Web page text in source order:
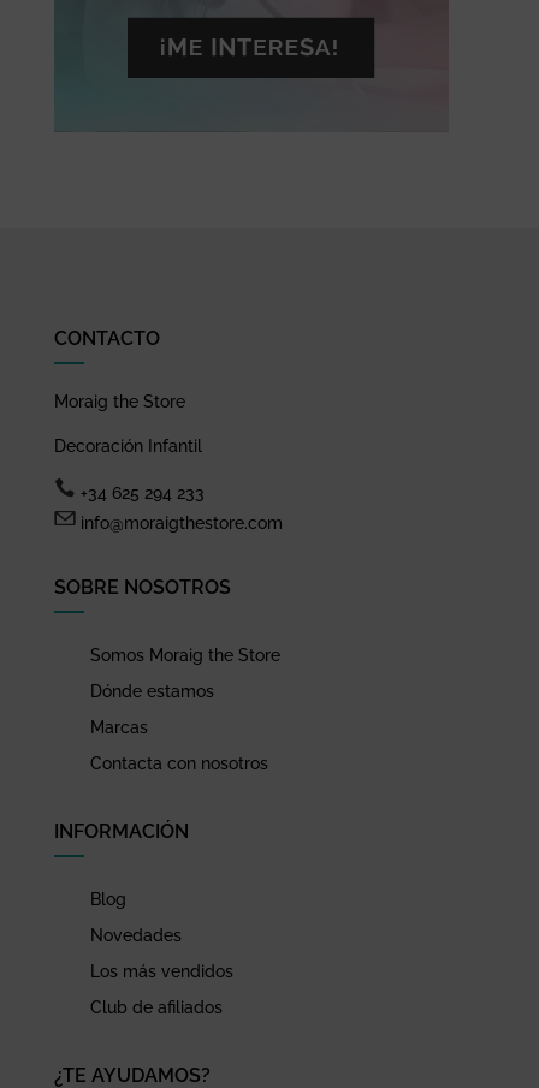
CONTACTO
Moraig the Store
Decoración Infantil
+34 625 294 233
info@moraigthestore.com
SOBRE NOSOTROS
Somos Moraig the Store
Dónde estamos
Marcas
Contacta con nosotros
INFORMACIÓN
Blog
Novedades
Los más vendidos
Club de afiliados
¿TE AYUDAMOS?